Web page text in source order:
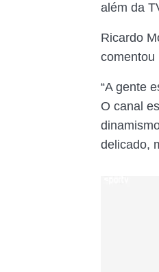
além da
Ricardo
comentou
“A gente
O canal
delicado,